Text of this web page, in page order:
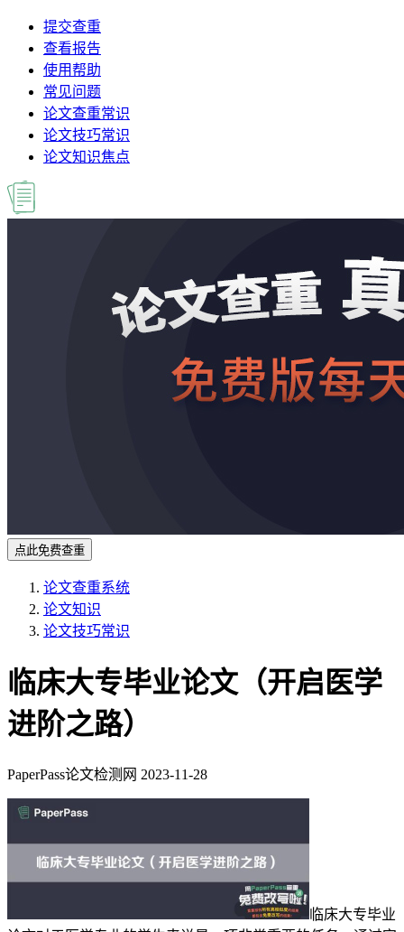
提交查重
查看报告
使用帮助
常见问题
论文查重常识
论文技巧常识
论文知识焦点
点此免费查重
论文查重系统
论文知识
论文技巧常识
临床大专毕业论文（开启医学
进阶之路）
PaperPass论文检测网 2023-11-28
临床大专毕业